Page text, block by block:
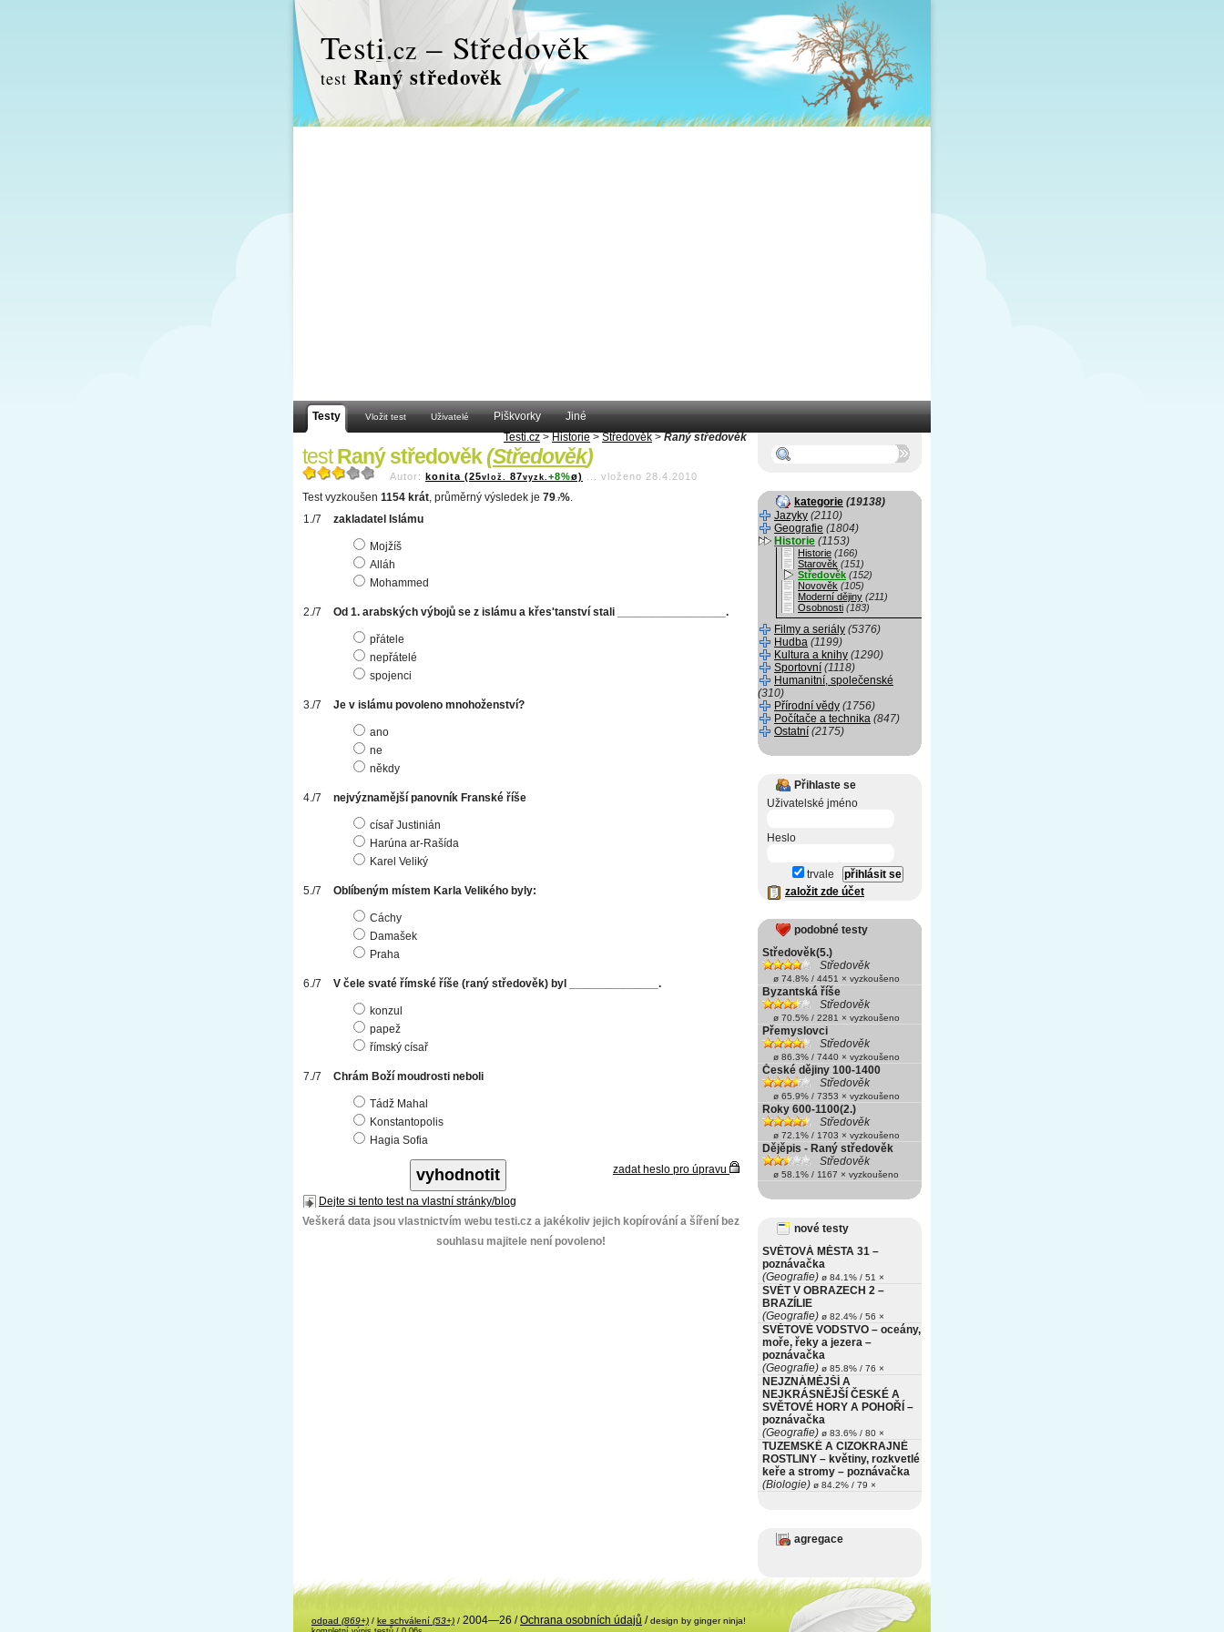
Testi.cz – Středověk
test Raný středověk
Testy Vložit test Uživatelé Piškvorky
Jiné
Testi.cz > Historie > Středověk > Raný středověk
testRaný středověk(Středověk)
Autor: konita (25vlož. 87vyzk. +8%ø) vloženo 28.4.2010
Test vyzkoušen 1154 krát, průměrný výsledek je 79 .7%.
zakladatel Islámu
Mojžíš
Alláh
Mohammed
Od 1. arabských výbojů se z islámu a křes'tanství stali _________________.
přátele
nepřátelé
spojenci
Je v islámu povoleno mnohoženství?
ano
ne
někdy
nejvýznamější panovník Franské říše
císař Justinián
Harúna ar-Rašída
Karel Veliký
Oblíbeným místem Karla Velikého byly:
Cáchy
Damašek
Praha
V čele svaté římské říše (raný středověk) byl ______________.
konzul
papež
římský císař
Chrám Boží moudrosti neboli
Tádž Mahal
Konstantopolis
Hagia Sofia
zadat heslo pro úpravu
Dejte si tento test na vlastní stránky/blog
Veškerá data jsou vlastnictvím webu testi.cz a jakékoliv jejich kopírování a šíření bez
souhlasu majitele není povoleno!
kategorie (19138)
Jazyky (2110)
Geografie (1804)
Historie (1153)
Historie (166)
Starověk (151)
Středověk (152)
Novověk (105)
Moderní dějiny (211)
Osobnosti (183)
Filmy a seriály (5376)
Hudba (1199)
Kultura a knihy (1290)
Sportovní (1118)
Humanitní, společenské
(310)
Přírodní vědy (1756)
Počítače a technika (847)
Ostatní (2175)
Přihlaste se
Uživatelské jméno
Heslo
trvale
založit zde účet
podobné testy
Středověk(5.)
Středověk
ø 74.8% / 4451 × vyzkoušeno
Byzantská říše
Středověk
ø 70.5% / 2281 × vyzkoušeno
Přemyslovci
Středověk
ø 86.3% / 7440 × vyzkoušeno
České dějiny 100-1400
Středověk
ø 65.9% / 7353 × vyzkoušeno
Roky 600-1100(2.)
Středověk
ø 72.1% / 1703 × vyzkoušeno
Dějěpis - Raný středověk
Středověk
ø 58.1% / 1167 × vyzkoušeno
nové testy
SVĚTOVÁ MĚSTA 31 –
poznávačka
(Geografie) ø 84.1% / 51 ×
SVĚT V OBRAZECH 2 –
BRAZÍLIE
(Geografie) ø 82.4% / 56 ×
SVĚTOVÉ VODSTVO – oceány,
moře, řeky a jezera –
poznávačka
(Geografie) ø 85.8% / 76 ×
NEJZNÁMĚJŠÍ A
NEJKRÁSNĚJŠÍ ČESKÉ A
SVĚTOVÉ HORY A POHOŘÍ –
poznávačka
(Geografie) ø 83.6% / 80 ×
TUZEMSKÉ A CIZOKRAJNÉ
ROSTLINY – květiny, rozkvetlé
keře a stromy – poznávačka
(Biologie) ø 84.2% / 79 ×
agregace
odpad (869+) / ke schválení (53+) / 2004—26 /Ochrana osobních údajů /design by ginger ninja!